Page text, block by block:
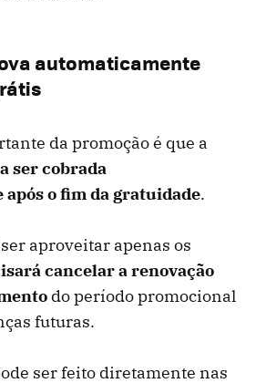
automaticamente
da promoção é que a
ser cobrada
o fim da gratuidade.
aproveitar apenas os
cancelar a renovação
do período promocional
futuras.
ser feito diretamente nas